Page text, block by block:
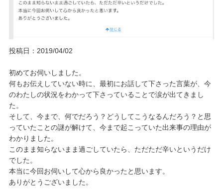
投稿日：2019/04/02
初めてお伺いしました。
何もお伝えしていない時に、最初にお話して下さった言葉が、今
のわたしの状況をわかって下さっていることで涙が出てきまし
た。
そして、今まで、何でだろう？どうしてこうなるんだろう？と思
っていたことの謎が解けて、今まで起こっていた出来事の理由が
わかりました。
このまま知らないまま過ごしていたら、ただただ辛いというだけ
でした。
本当に今回お伺いして心から良かったと思います。
ありがとうございました。